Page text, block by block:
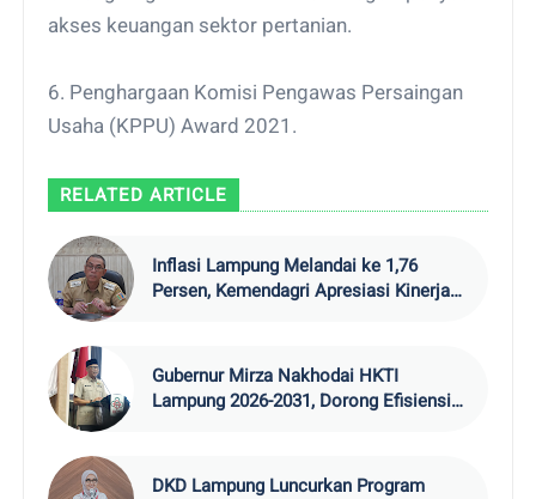
akses keuangan sektor pertanian.
6. Penghargaan Komisi Pengawas Persaingan
Usaha (KPPU) Award 2021.
RELATED ARTICLE
Inflasi Lampung Melandai ke 1,76
Persen, Kemendagri Apresiasi Kinerja
Gubernur Mirza Nakhodai HKTI
Lampung 2026-2031, Dorong Efisiensi
DKD Lampung Luncurkan Program